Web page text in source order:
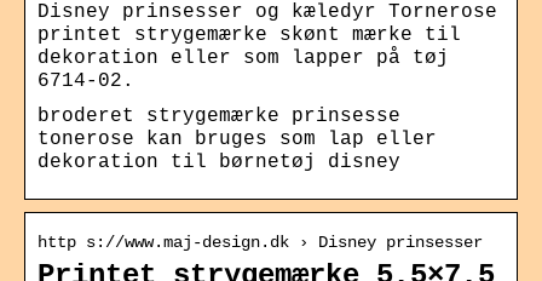
Disney prinsesser og kæledyr Tornerose
printet strygemærke skønt mærke til
dekoration eller som lapper på tøj
6714-02.
broderet strygemærke prinsesse
tonerose kan bruges som lap eller
dekoration til børnetøj disney
http s://www.maj-design.dk › Disney prinsesser